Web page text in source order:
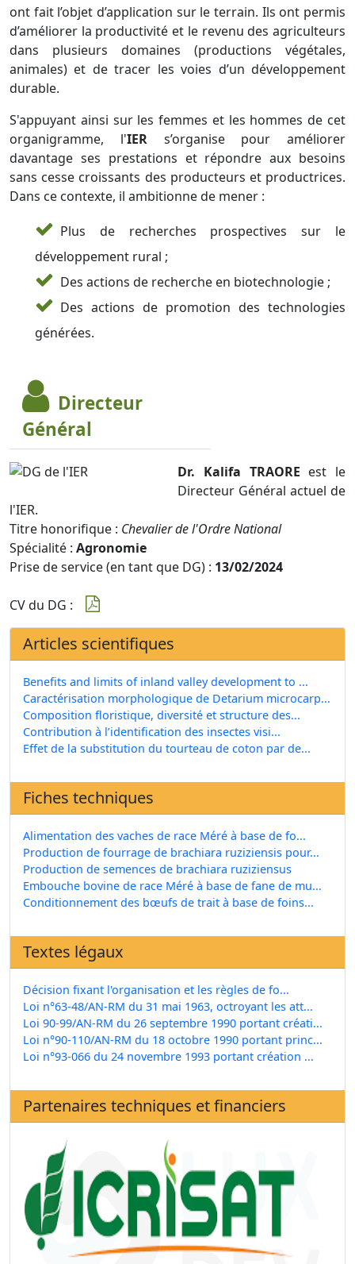
ont fait l’objet d’application sur le terrain. Ils ont permis
d’améliorer la productivité et le revenu des agriculteurs
dans plusieurs domaines (productions végétales,
animales) et de tracer les voies d’un développement
durable.
S'appuyant ainsi sur les femmes et les hommes de cet
organigramme, l'IERs’organise pour améliorer
davantage ses prestations et répondre aux besoins
sans cesse croissants des producteurs et productrices.
Dans ce contexte, il ambitionne de mener :
Plus de recherches prospectives sur le
développement rural ;
Des actions de recherche en biotechnologie ;
Des actions de promotion des technologies
générées.
Directeur
Général
Dr. Kalifa TRAORE est le
Directeur Général actuel de
l'IER.
Titre honorifique : Chevalier de l'Ordre National
Spécialité : Agronomie
Prise de service (en tant que DG) : 13/02/2024
CV du DG :
Articles scientifiques
Benefits and limits of inland valley development to ...
Caractérisation morphologique de Detarium microcarp...
Composition floristique, diversité et structure des...
Contribution à l’identification des insectes visi...
Effet de la substitution du tourteau de coton par de...
Fiches techniques
Alimentation des vaches de race Méré à base de fo...
Production de fourrage de brachiara ruziziensis pour...
Production de semences de brachiara ruziziensus
Embouche bovine de race Méré à base de fane de mu...
Conditionnement des bœufs de trait à base de foins...
Textes légaux
Décision fixant l'organisation et les règles de fo...
Loi n°63-48/AN-RM du 31 mai 1963, octroyant les att...
Loi 90-99/AN-RM du 26 septembre 1990 portant créati...
Loi n°90-110/AN-RM du 18 octobre 1990 portant princ...
Loi n°93-066 du 24 novembre 1993 portant création ...
Partenaires techniques et financiers